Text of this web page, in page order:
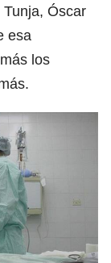
Óscar
esa
los